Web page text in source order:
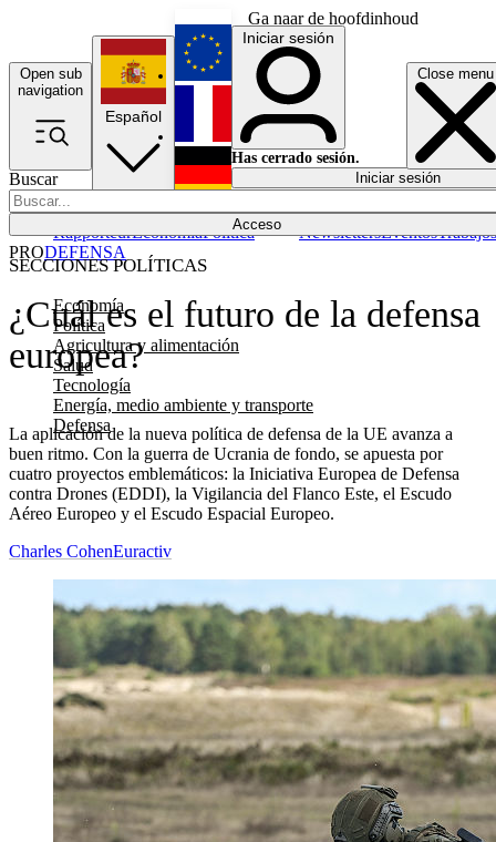
Ga naar de hoofdinhoud
Open sub
navigation
Close menu
Buscar
Acceso
SECCIONES POLÍTICAS
Economía
Política
Agricultura y alimentación
Salud
Tecnología
Energía, medio ambiente y transporte
Defensa
RapporteurEconomíaPolítica NewslettersEventosTrabajos
Español
English
Français
Iniciar sesión
Has cerrado sesión.
Iniciar sesión
¿Cuál es el futuro de la defensa
europea?
La aplicación de la nueva política de defensa de la UE avanza a
buen ritmo. Con la guerra de Ucrania de fondo, se apuesta por
cuatro proyectos emblemáticos: la Iniciativa Europea de Defensa
contra Drones (EDDI), la Vigilancia del Flanco Este, el Escudo
Aéreo Europeo y el Escudo Espacial Europeo.
PRODEFENSA
Charles CohenEuractiv